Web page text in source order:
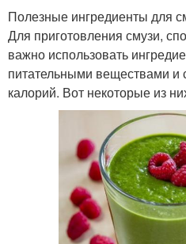
Полезные ингредиенты для
Для приготовления смузи,
важно использовать
питательными веществами и
калорий. Вот некоторые из